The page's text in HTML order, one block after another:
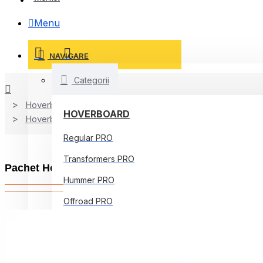
Menu
NAVIGARE
Categorii
HOVERBOARD
Regular PRO
Transformers PRO
Hummer PRO
Offroad PRO
Hoverboard
Hoverboard Kart
Pachet Hoverboard 6.5 inch cu Scaun Standard,